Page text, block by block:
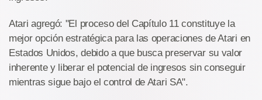
Atari agregó: "El proceso del Capítulo 11 constituye la
mejor opción estratégica para las operaciones de Atari en
Estados Unidos, debido a que busca preservar su valor
inherente y liberar el potencial de ingresos sin conseguir
mientras sigue bajo el control de Atari SA".